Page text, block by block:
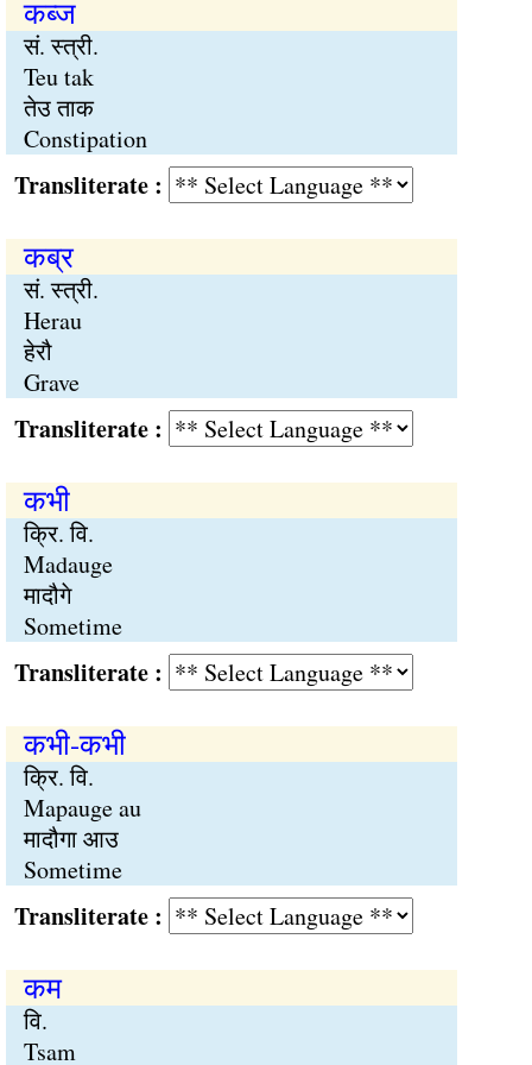
कब्ज
सं. स्त्री.
Teu tak
तेउ ताक
Constipation
:
कब्र
सं. स्त्री.
Herau
हेरौ
Grave
:
कभी
क्रि. वि.
Madauge
मादौगे
Sometime
:
कभी-कभी
क्रि. वि.
Mapauge au
मादौगा आउ
Sometime
:
कम
वि.
Tsam